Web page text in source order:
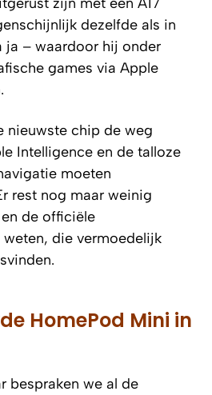
dezelfde als in
ja – waardoor hij onder
games via Apple
nieuwste chip de weg
Intelligence en de talloze
moeten
rest nog maar weinig
de officiële
die vermoedelijk
HomePod Mini in
bespraken we al de